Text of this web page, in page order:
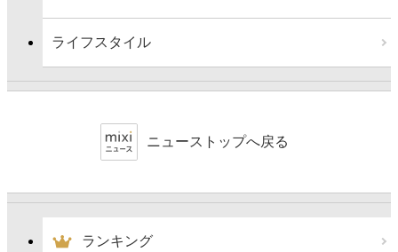
ライフスタイル
ニューストップへ戻る
ランキング